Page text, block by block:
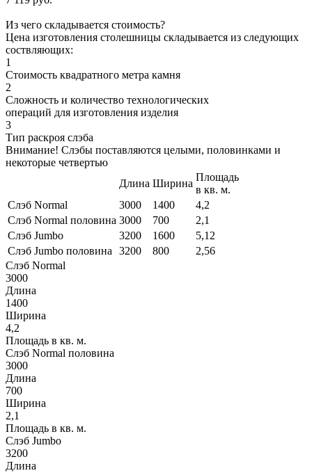
Из чего складывается стоимость?
Цена изготовления столешницы складывается из следующих
соствляющих:
1
Стоимость квадратного метра камня
2
Сложность и количество технологических
операций для изготовления изделия
3
Тип раскроя слэба
Внимание! Слэбы поставляются целыми, половинками и
некоторые четвертью
Длина Ширина
Площадь
в кв. м.
Слэб Normal
3000 1400
4,2
Слэб Normal половина 3000 700
2,1
Слэб Jumbo
3200 1600
5,12
Слэб Jumbo половина
3200 800
2,56
Слэб Normal
3000
Длина
1400
Ширина
4,2
Площадь в кв. м.
Слэб Normal половина
3000
Длина
700
Ширина
2,1
Площадь в кв. м.
Слэб Jumbo
3200
Длина